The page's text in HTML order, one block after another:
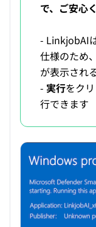
で、ご安心
- LinkjobAI
仕様のため
が表示され
- 実行をク
行できます